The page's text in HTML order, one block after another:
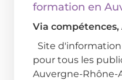
formation en
Via compétences,
Site
pour tous les
Auvergne-Rhône-